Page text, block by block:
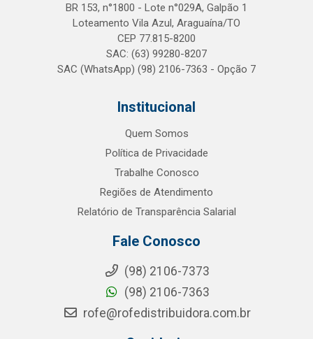
BR 153, n°1800 - Lote n°029A, Galpão 1
Loteamento Vila Azul, Araguaína/TO
CEP 77.815-8200
SAC: (63) 99280-8207
SAC (WhatsApp) (98) 2106-7363 - Opção 7
Institucional
Quem Somos
Política de Privacidade
Trabalhe Conosco
Regiões de Atendimento
Relatório de Transparência Salarial
Fale Conosco
(98) 2106-7373
(98) 2106-7363
rofe@rofedistribuidora.com.br